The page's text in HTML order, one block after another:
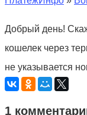
Добрый день!
кошелек через
не указывается
1